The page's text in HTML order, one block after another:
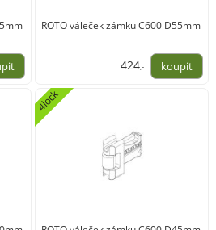
ROTO váleček zámku C600 D55mm
424,-
4lock